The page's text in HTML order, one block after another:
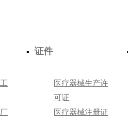
证件
医疗器械生产许
可证
医疗器械注册证